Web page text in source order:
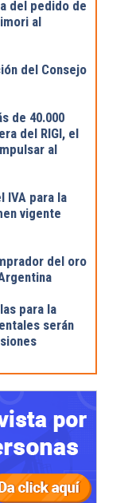
del pedido de
al
del Consejo
de 40.000
del RIGI, el
al
IVA para la
vigente
del oro
para la
serán